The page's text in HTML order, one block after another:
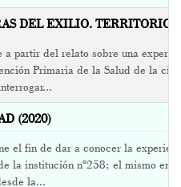
DEL EXILIO.
a partir del relato sobre una
Primaria de la Salud de la
(2020)
el fin de dar a conocer la
la institución nº258; el mismo
la...